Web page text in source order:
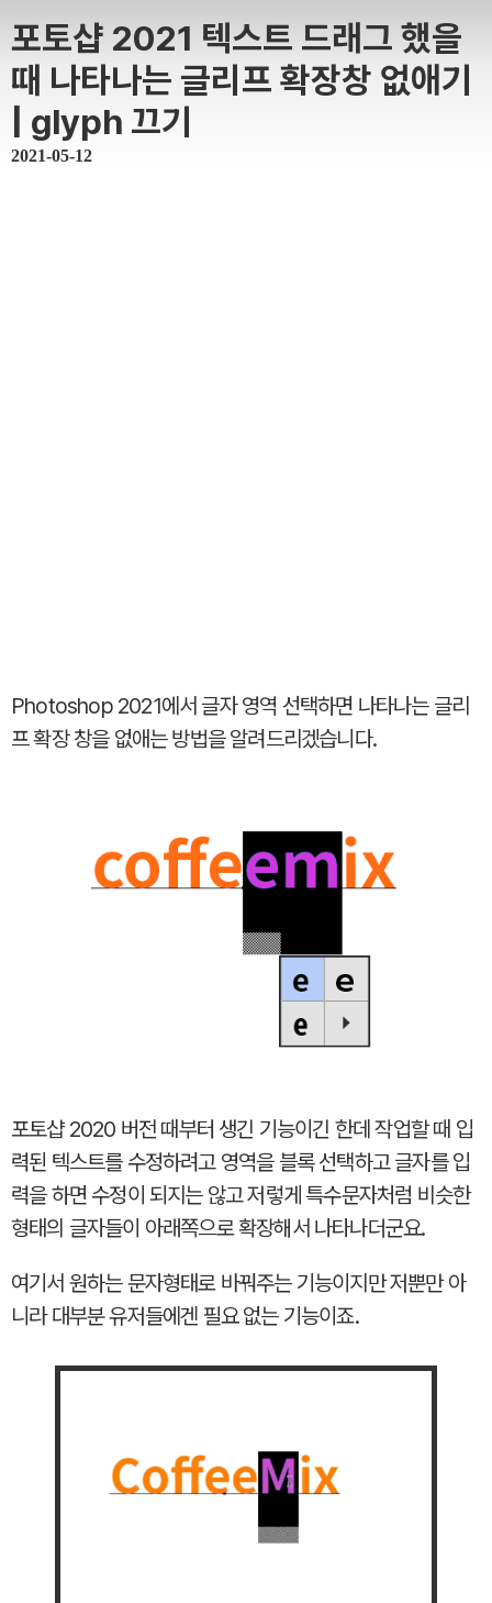
포토샵 2021 텍스트 드래그 했을
때 나타나는 글리프 확장창 없애기
| glyph 끄기
2021-05-12
Photoshop 2021에서 글자 영역 선택하면 나타나는 글리
프 확장 창을 없애는 방법을 알려드리겠습니다.
포토샵 2020 버전 때부터 생긴 기능이긴 한데 작업할 때 입
력된 텍스트를 수정하려고 영역을 블록 선택하고 글자를 입
력을 하면 수정이 되지는 않고 저렇게 특수문자처럼 비슷한
형태의 글자들이 아래쪽으로 확장해서 나타나더군요.
여기서 원하는 문자형태로 바꿔주는 기능이지만 저뿐만 아
니라 대부분 유저들에겐 필요 없는 기능이죠.